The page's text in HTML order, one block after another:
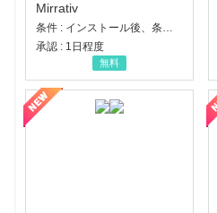
Mirrativ
条件 : インストール後、条件達成
承認 : 1日程度
無料